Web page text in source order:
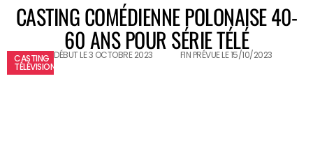
CASTING COMÉDIENNE POLONAISE 40-
60 ANS POUR SÉRIE TÉLÉ
CASTING
TÉLÉVISION
DÉBUT LE 3 OCTOBRE 2023 FIN PRÉVUE LE 15/10/2023